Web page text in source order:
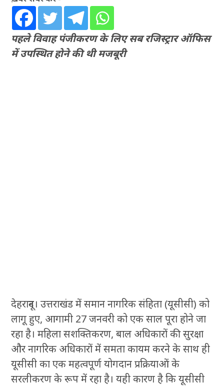
पहले विवाह पंजीकरण के लिए सब रजिस्ट्रार ऑफिस
में उपस्थित होने की थी मजबूरी
देहरादून। उत्तराखंड में समान नागरिक संहिता (यूसीसी) को
लागू हुए, आगामी 27 जनवरी को एक साल पूरा होने जा
रहा है। महिला सशक्तिकरण, बाल अधिकारों की सुरक्षा
और नागरिक अधिकारों में समता कायम करने के साथ ही
यूसीसी का एक महत्वपूर्ण योगदान प्रक्रियाओं के
सरलीकरण के रूप में रहा है। यही कारण है कि यूसीसी